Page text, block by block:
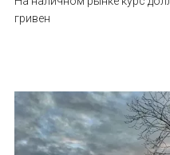
гривен